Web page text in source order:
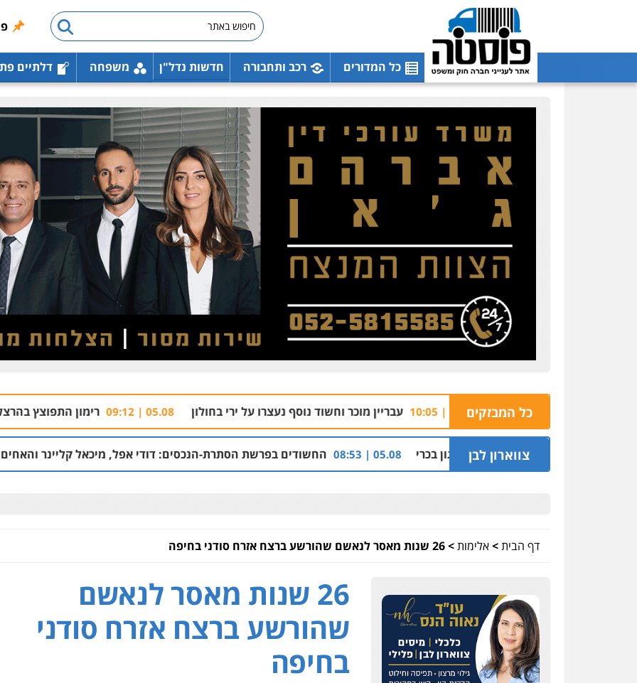
כל המדורים רכב ותחבורה חדשות נדל"ן משפחה דלתיים
כל המבזקים05.08 | 10:05 עבריין מוכר וחשוד נוסף נעצרו על ירי בחולון 05.08 | 09:12 רימון התפוצץ בהרצליה 04.08 | 18:32
צווארון לבןבתיק נצרת וארגון בכרי 05.08 | 08:53 החשודים בפרשת הסתרת-הנכסים: דודי אפל, מיכאל קליינר והאחים איציק ויפה דיין
דף הבית>אלימות>26 שנות מאסר לנאשם שהורשע ברצח אזרח סודני בחיפה
26 שנות מאסר לנאשם
שהורשע ברצח אזרח סודני
בחיפה